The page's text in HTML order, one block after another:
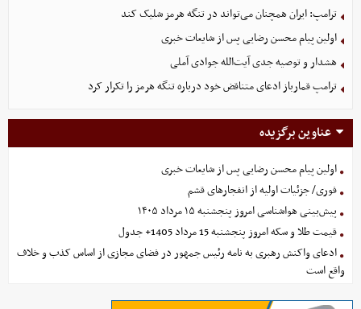
ترامپ: ایران همچنان می‌تواند در تنگه هرمز شلیک کند
اولین پیام محسن رضایی پس از شایعات خبری
هشدار و توصیه جدی آیت‌الله جوادی آملی
ترامپ قمارباز ادعای متناقض خود درباره تنگه هرمز را تکرار کرد
عناوین برگزیده
اولین پیام محسن رضایی پس از شایعات خبری
فوری/ جزئیات اولیه از انفجارهای قشم
پیش‌بینی هواشناسی امروز پنجشنبه ۱۵ مرداد ۱۴۰۵
قیمت طلا و سکه امروز پنجشنبه 15 مرداد 1405+ جدول
ادعای واکنش رهبری به نامه رئیس جمهور در فضای مجازی از اساس کذب و خلاف
واقع است